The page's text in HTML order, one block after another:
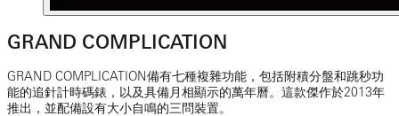
GRAND COMPLICATION
GRAND COMPLICATION備有七種複雜功能，包括附積分盤和跳秒功
能的追針計時碼錶，以及具備月相顯示的萬年曆。這款傑作於2013年
推出，並配備設有大小自鳴的三問裝置。